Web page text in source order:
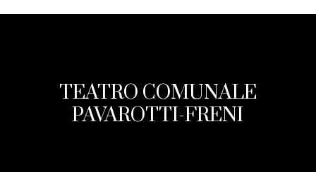
TEATRO COMUNALE
PAVAROTTI-FRENI